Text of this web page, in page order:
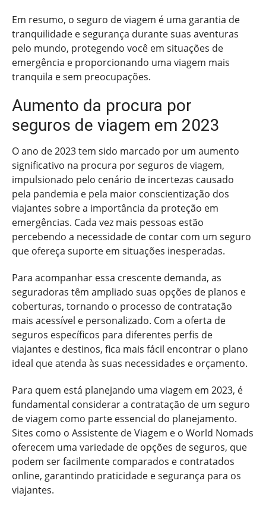
Em resumo, o seguro de viagem é uma garantia de
tranquilidade e segurança durante suas aventuras
pelo mundo, protegendo você em situações de
emergência e proporcionando uma viagem mais
tranquila e sem preocupações.
Aumento da procura por
seguros de viagem em 2023
O ano de 2023 tem sido marcado por um aumento
significativo na procura por seguros de viagem,
impulsionado pelo cenário de incertezas causado
pela pandemia e pela maior conscientização dos
viajantes sobre a importância da proteção em
emergências. Cada vez mais pessoas estão
percebendo a necessidade de contar com um seguro
que ofereça suporte em situações inesperadas.
Para acompanhar essa crescente demanda, as
seguradoras têm ampliado suas opções de planos e
coberturas, tornando o processo de contratação
mais acessível e personalizado. Com a oferta de
seguros específicos para diferentes perfis de
viajantes e destinos, fica mais fácil encontrar o plano
ideal que atenda às suas necessidades e orçamento.
Para quem está planejando uma viagem em 2023, é
fundamental considerar a contratação de um seguro
de viagem como parte essencial do planejamento.
Sites como o Assistente de Viagem e o World Nomads
oferecem uma variedade de opções de seguros, que
podem ser facilmente comparados e contratados
online, garantindo praticidade e segurança para os
viajantes.